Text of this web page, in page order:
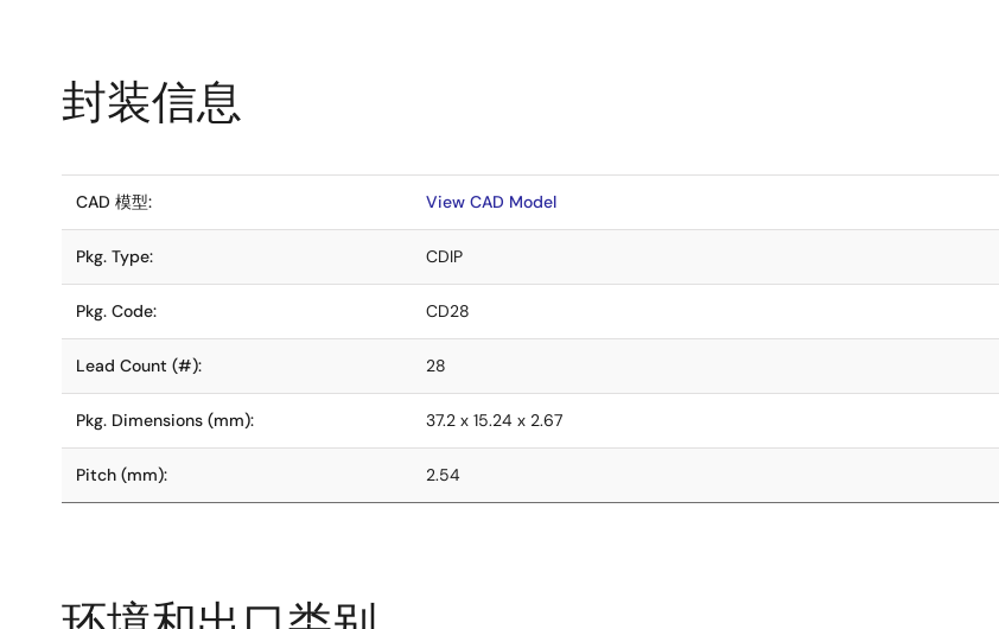
封装信息
CAD 模型: View CAD Model
Pkg. Type: CDIP
Pkg. Code: CD28
Lead Count (#): 28
Pkg. Dimensions (mm): 37.2 x 15.24 x 2.67
Pitch (mm): 2.54